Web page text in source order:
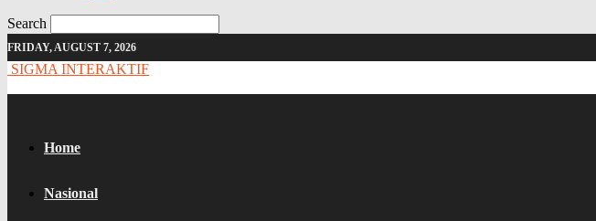
Search
FRIDAY, AUGUST 7, 2026
SIGMA INTERAKTIF
Home
Nasional